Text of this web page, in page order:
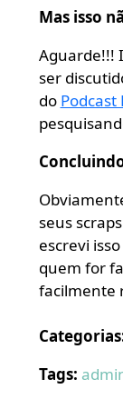
Mas isso
Aguarde!!!
ser
do Podcast
seus
escrevi
quem for
facilmente
Tags: